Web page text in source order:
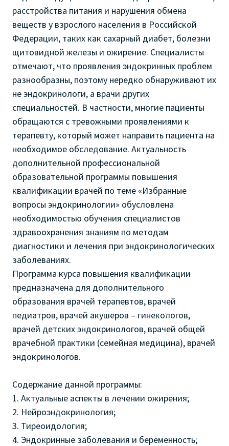
расстройства питания и нарушения обмена
веществ у взрослого населения в Российской
Федерации, таких как сахарный диабет, болезни
щитовидной железы и ожирение. Специалисты
отмечают, что проявления эндокринных проблем
разнообразны, поэтому нередко обнаруживают их
не эндокринологи, а врачи других
специальностей. В частности, многие пациенты
обращаются с тревожными проявлениями к
терапевту, который может направить пациента на
необходимое обследование. Актуальность
дополнительной профессиональной
образовательной программы повышения
квалификации врачей по теме «Избранные
вопросы эндокринологии» обусловлена
необходимостью обучения специалистов
здравоохранения знаниям по методам
диагностики и лечения при эндокринологических
заболеваниях.
Программа курса повышения квалификации
предназначена для дополнительного
образования врачей терапевтов, врачей
педиатров, врачей акушеров – гинекологов,
врачей детских эндокринологов, врачей общей
врачебной практики (семейная медицина), врачей
эндокринологов.
Содержание данной программы:
1. Актуальные аспекты в лечении ожирения;
2. Нейроэндокринология;
3. Тиреоидология;
4. Эндокринные заболевания и беременность;